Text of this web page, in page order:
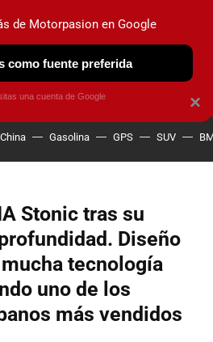
OBSERVATORIO
China Gasolina GPS SUV
Stonic tras su
Diseño
tecnología
uno de los
más vendidos
×
de Motorpasion en Google
como fuente preferida
una cuenta de Google